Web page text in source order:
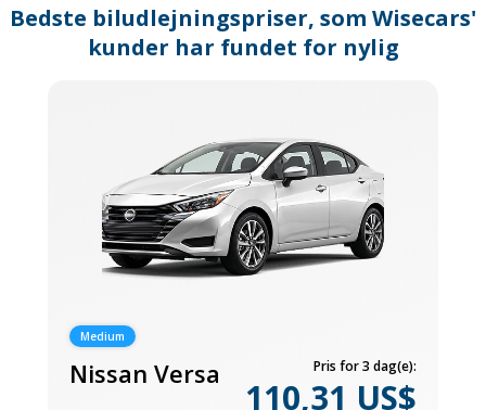
dates.
Bedste biludlejningspriser, som Wisecars'
kunder har fundet for nylig
Medium
Nissan Versa Pris for 3 dag(e):
110,31 US$